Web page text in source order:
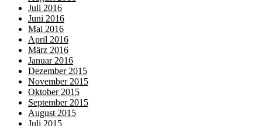
Juli 2016
Juni 2016
Mai 2016
April 2016
März 2016
Januar 2016
Dezember 2015
November 2015
Oktober 2015
September 2015
August 2015
Juli 2015